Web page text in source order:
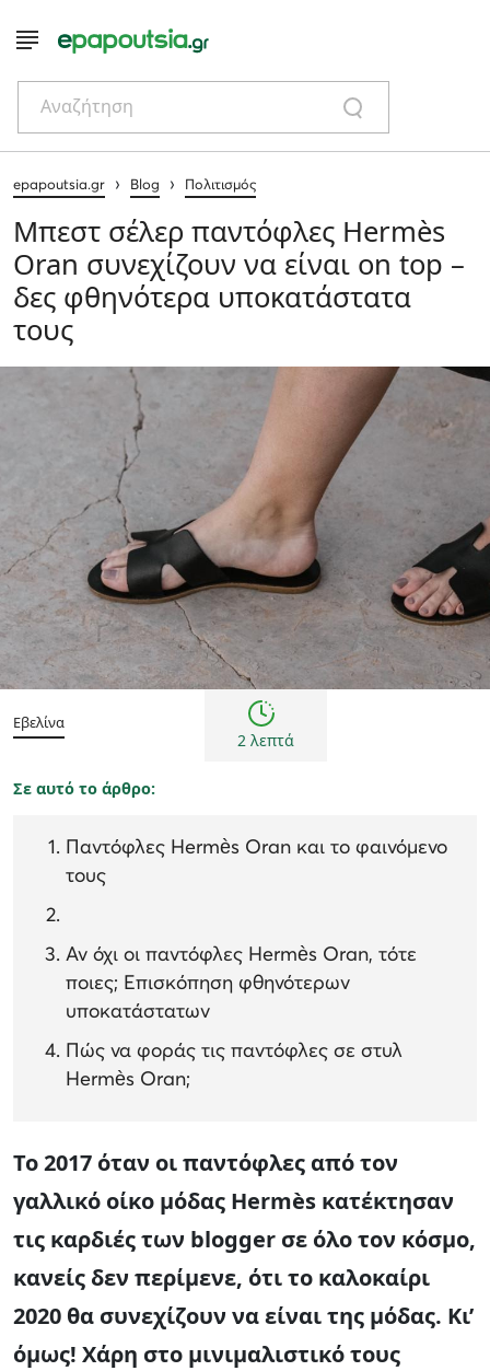
Αναζήτηση
epapoutsia.gr › Blog › Πολιτισμός
Μπεστ σέλερ παντόφλες Hermès
Oran συνεχίζουν να είναι on top –
δες φθηνότερα υποκατάστατα
τους
Πολιτισμός
Εβελίνα
2 λεπτά
Σε αυτό το άρθρο:
Παντόφλες Hermès Oran και το φαινόμενο
τους
Αν όχι οι παντόφλες Hermès Oran, τότε
ποιες; Επισκόπηση φθηνότερων
υποκατάστατων
Πώς να φοράς τις παντόφλες σε στυλ
Hermès Oran;
Το 2017 όταν οι παντόφλες από τον
γαλλικό οίκο μόδας Hermès κατέκτησαν
τις καρδιές των blogger σε όλο τον κόσμο,
κανείς δεν περίμενε, ότι το καλοκαίρι
2020 θα συνεχίζουν να είναι της μόδας. Κι’
όμως! Χάρη στο μινιμαλιστικό τους